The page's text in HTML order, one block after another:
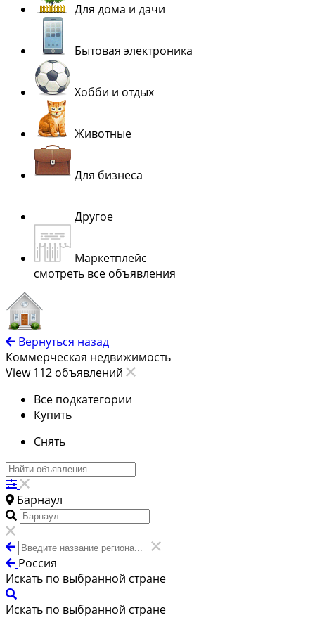
Для дома и дачи
Бытовая электроника
Хобби и отдых
Животные
Для бизнеса
Другое
Маркетплейс
смотреть все объявления
Вернуться назад
Коммерческая недвижимость
View 112 объявлений
Все подкатегории
Купить
Снять
Барнаул
Россия
Искать по выбранной стране
Искать по выбранной стране